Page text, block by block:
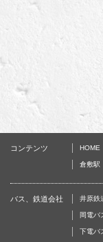
コンテンツ HOME
倉敷駅
バス、鉄道会社 井原
岡電
下電